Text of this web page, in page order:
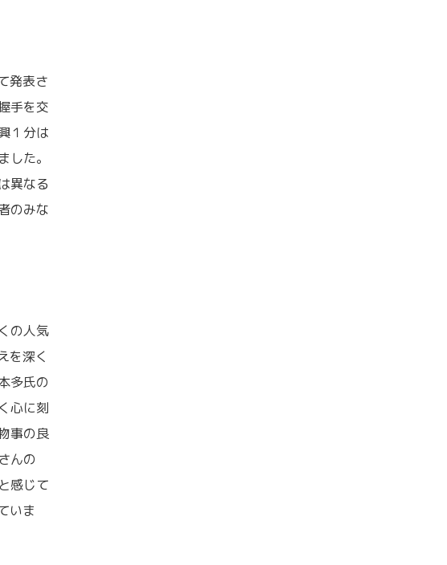
発表さ
手を交
１分は
た。
異なる
のみな
の人気
を深く
多氏の
心に刻
事の良
んの
感じて
いま